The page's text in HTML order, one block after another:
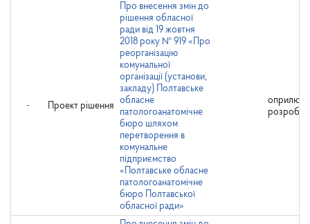
- Проект рішення
Про внесення змін до
рішення обласної
ради від 19 жовтня
2018 року № 919 «Про
реорганізацію
комунальної
організації (установи,
закладу) Полтавське
обласне
патологоанатомічне
бюро шляхом
перетворення в
комунальне
підприємство
«Полтавське обласне
патологоанатомічне
бюро Полтавської
обласної ради»